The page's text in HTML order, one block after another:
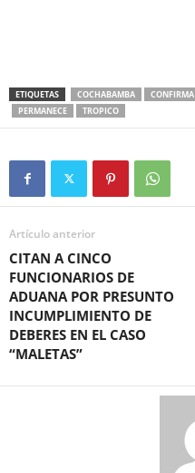
ETIQUETAS COCHABAMBA CONFIRMA
PERMANECE
TROPICO
Artículo anterior
CITAN A CINCO
FUNCIONARIOS DE
ADUANA POR PRESUNTO
INCUMPLIMIENTO DE
DEBERES EN EL CASO
“MALETAS”